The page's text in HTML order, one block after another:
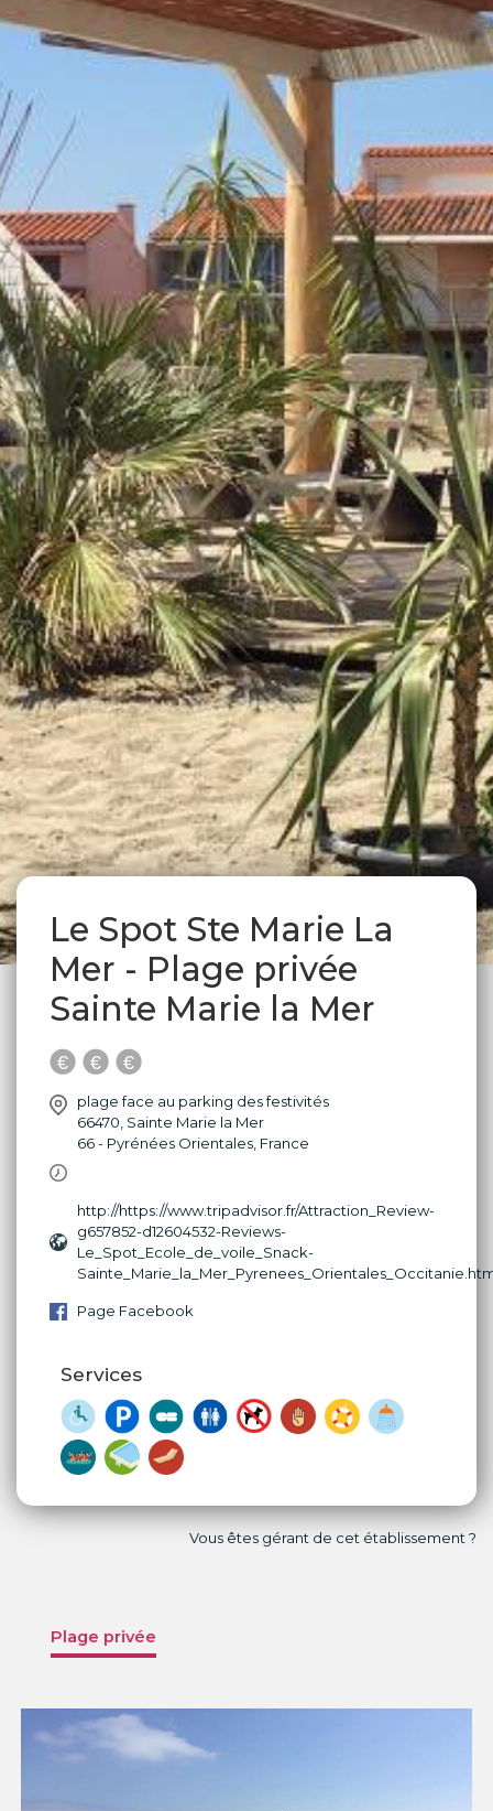
Le Spot Ste Marie La
Mer - Plage privée
Sainte Marie la Mer
plage face au parking des festivités
66470 Sainte Marie la Mer
66 - Pyrénées Orientales France
http://https://www.tripadvisor.fr/Attraction_Review-
g657852-d12604532-Reviews-
Le_Spot_Ecole_de_voile_Snack-
Page Facebook
Services
Vous êtes gérant de cet établissement ?
Plage privée